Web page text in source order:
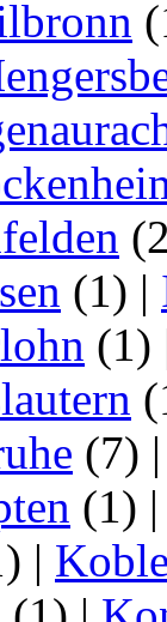
(1) |
(1)
(7)
(1)
|